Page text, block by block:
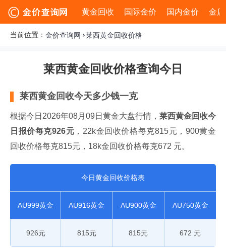
黄金回收 国际金价 国内金价 金
当前位置： 金价查询网 莱西黄金回收价格
莱西黄金回收价格查询今日
莱西黄金回收今天多少钱一克
根据今日2026年08月09日黄金大盘行情， 莱西黄金回收今
日报价每克926元 ，22k金回收价格每克815元，900黄金
回收价格每克815元，18k金回收价格每克672 元。
今日黄金回收价格表
AU999黄金 AU916黄金 AU900黄金 AU750黄金
926元 815元 815元 672 元